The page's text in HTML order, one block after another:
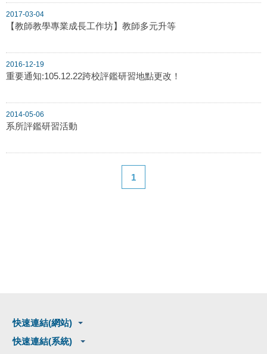
2017-03-04
【教師教學專業成長工作坊】教師多元升等
2016-12-19
重要通知:105.12.22跨校評鑑研習地點更改！
2014-05-06
系所評鑑研習活動
1
快速連結(網站)
快速連結(系統)